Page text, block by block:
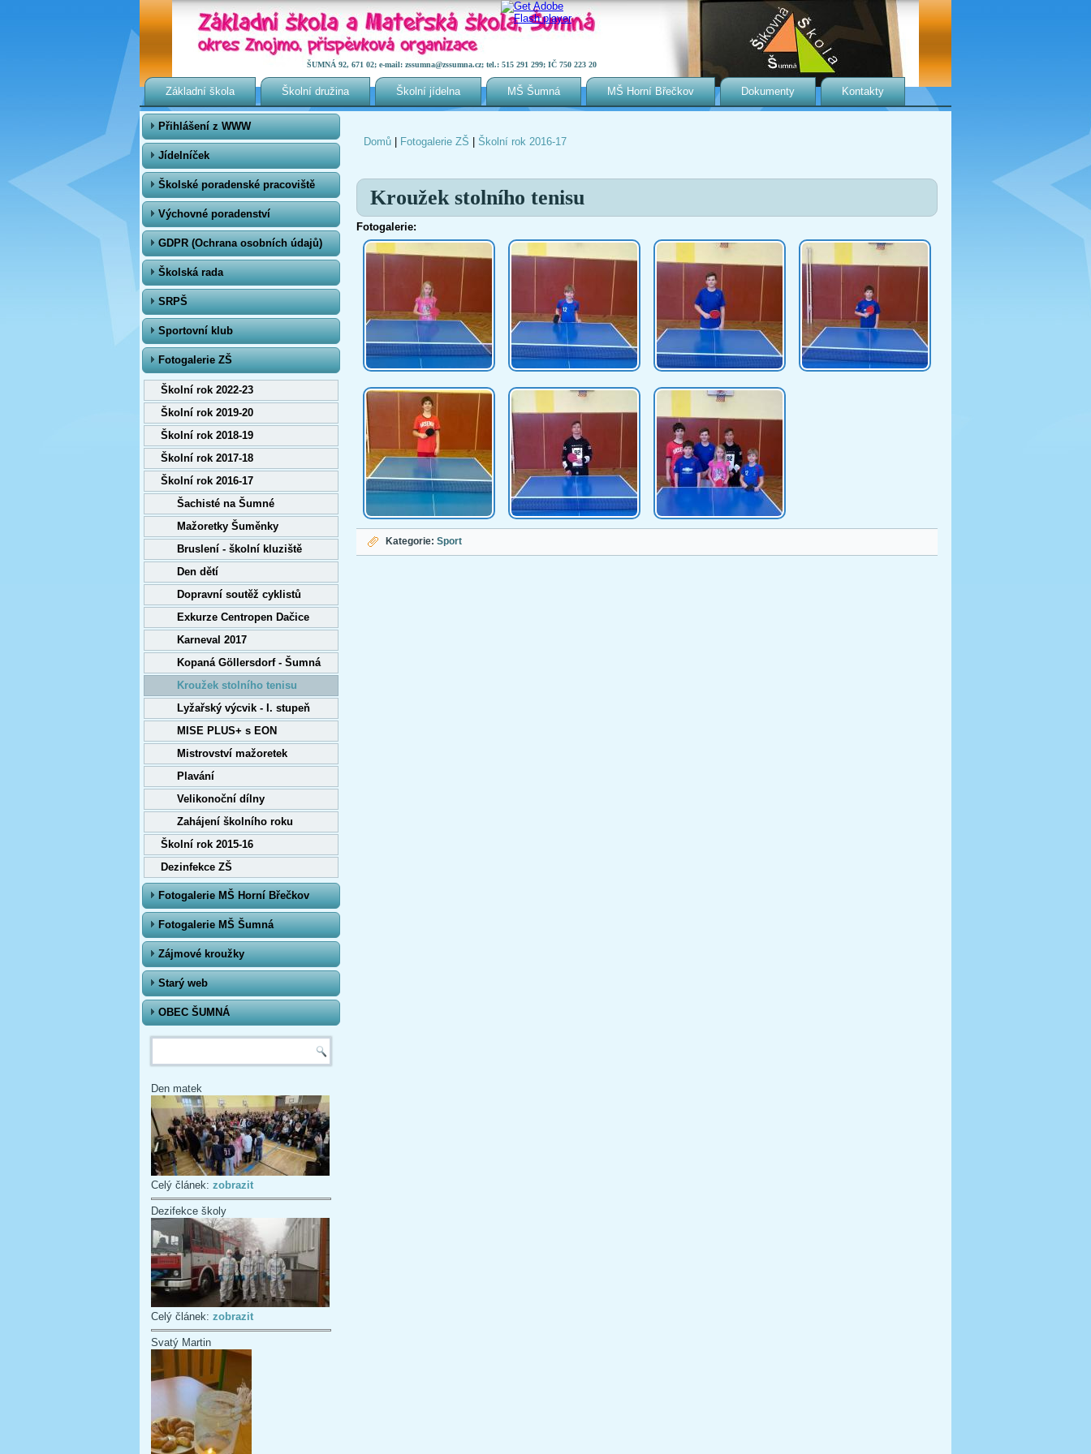
ŠUMNÁ 92, 671 02; e-mail: zssumna@zssumna.cz; tel.: 515 291 299; IČ 750 223 20
Základní škola Školní družina Školní jídelna MŠ Šumná MŠ Horní Břečkov Dokumenty Kontakty
Přihlášení z WWW
Jídelníček
Školské poradenské pracoviště
Výchovné poradenství
GDPR (Ochrana osobních údajů)
Školská rada
SRPŠ
Sportovní klub
Fotogalerie ZŠ
Školní rok 2022-23
Školní rok 2019-20
Školní rok 2018-19
Školní rok 2017-18
Školní rok 2016-17
Šachisté na Šumné
Mažoretky Šuměnky
Bruslení - školní kluziště
Den dětí
Dopravní soutěž cyklistů
Exkurze Centropen Dačice
Karneval 2017
Kopaná Göllersdorf - Šumná
Kroužek stolního tenisu
Lyžařský výcvik - I. stupeň
MISE PLUS+ s EON
Mistrovství mažoretek
Plavání
Velikonoční dílny
Zahájení školního roku
Školní rok 2015-16
Dezinfekce ZŠ
Fotogalerie MŠ Horní Břečkov
Fotogalerie MŠ Šumná
Zájmové kroužky
Starý web
OBEC ŠUMNÁ
Vyhledávání
Den matek
Celý článek: zobrazit
Dezifekce školy
Celý článek: zobrazit
Svatý Martin
Domů Fotogalerie ZŠ |Školní rok 2016-17
Kroužek stolního tenisu
Fotogalerie:
Kategorie: Sport